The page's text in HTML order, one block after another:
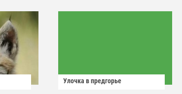
Улочка в предгорье